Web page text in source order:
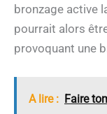
bronzage active
pourrait alors
provoquant une
A lire : Faire